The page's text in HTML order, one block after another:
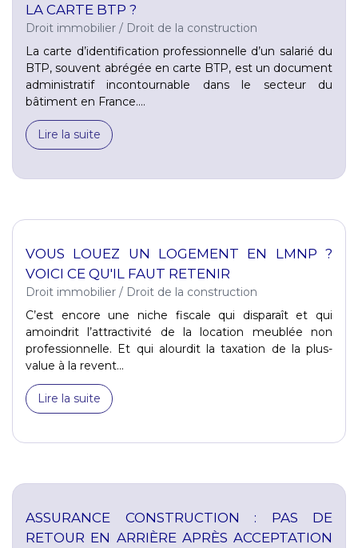
LA CARTE BTP ?
Droit immobilier / Droit de la construction
La carte d’identification professionnelle d’un salarié du
BTP, souvent abrégée en carte BTP, est un document
administratif incontournable dans le secteur du
bâtiment en France....
Lire la suite
VOUS LOUEZ UN LOGEMENT EN LMNP ?
VOICI CE QU'IL FAUT RETENIR
Droit immobilier / Droit de la construction
C’est encore une niche fiscale qui disparaît et qui
amoindrit l’attractivité de la location meublée non
professionnelle. Et qui alourdit la taxation de la plus-
value à la revent...
Lire la suite
ASSURANCE CONSTRUCTION : PAS DE
RETOUR EN ARRIÈRE APRÈS ACCEPTATION